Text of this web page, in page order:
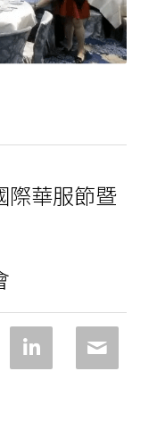
際華服節暨